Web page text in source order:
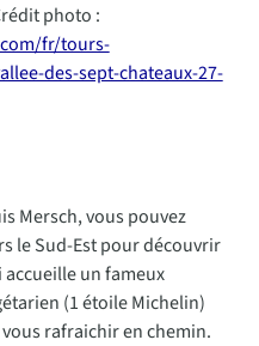
photo :
fr/tours-
des-sept-chateaux-27-
Mersch, vous pouvez
le Sud-Est pour découvrir
un fameux
(1 étoile Michelin)
rafraichir en chemin.